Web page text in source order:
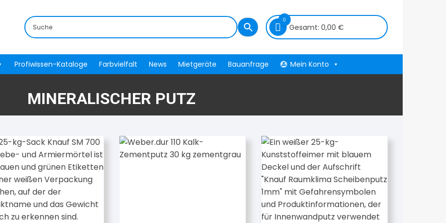
0
Gesamt: 0,00 €
Profiwissen-Kataloge Farbvielfalt News Mietgeräte Bauanfrage Mein Konto
MINERALISCHER PUTZ